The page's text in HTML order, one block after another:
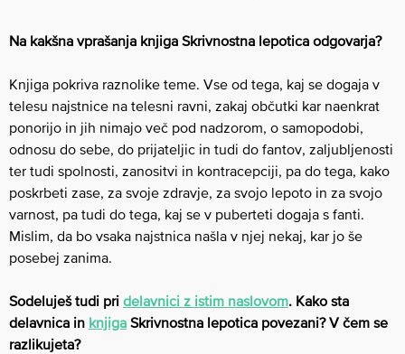
Na kakšna vprašanja knjiga Skrivnostna lepotica odgovarja?
Knjiga pokriva raznolike teme. Vse od tega, kaj se dogaja v
telesu najstnice na telesni ravni, zakaj občutki kar naenkrat
ponorijo in jih nimajo več pod nadzorom, o samopodobi,
odnosu do sebe, do prijateljic in tudi do fantov, zaljubljenosti
ter tudi spolnosti, zanositvi in kontracepciji, pa do tega, kako
poskrbeti zase, za svoje zdravje, za svojo lepoto in za svojo
varnost, pa tudi do tega, kaj se v puberteti dogaja s fanti.
Mislim, da bo vsaka najstnica našla v njej nekaj, kar jo še
posebej zanima.
Sodeluješ tudi pri delavnici z istim naslovom. Kako sta
delavnica in knjiga Skrivnostna lepotica povezani? V čem se
razlikujeta?